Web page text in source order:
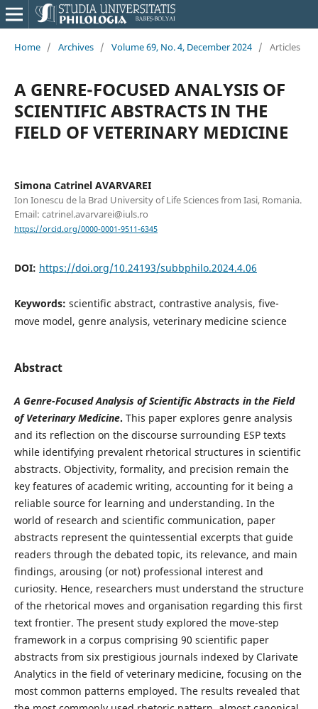
Home / Archives / Volume 69, No. 4, December 2024 / Articles
A GENRE-FOCUSED ANALYSIS OF
SCIENTIFIC ABSTRACTS IN THE
FIELD OF VETERINARY MEDICINE
Simona Catrinel AVARVAREI
Ion Ionescu de la Brad University of Life Sciences from Iasi, Romania.
Email: catrinel.avarvarei@iuls.ro
https://orcid.org/0000-0001-9511-6345
DOI: https://doi.org/10.24193/subbphilo.2024.4.06
Keywords: scientific abstract, contrastive analysis, five-
move model, genre analysis, veterinary medicine science
Abstract
A Genre-Focused Analysis of Scientific Abstracts in the Field
of Veterinary Medicine. This paper explores genre analysis
and its reflection on the discourse surrounding ESP texts
while identifying prevalent rhetorical structures in scientific
abstracts. Objectivity, formality, and precision remain the
key features of academic writing, accounting for it being a
reliable source for learning and understanding. In the
world of research and scientific communication, paper
abstracts represent the quintessential excerpts that guide
readers through the debated topic, its relevance, and main
findings, arousing (or not) professional interest and
curiosity. Hence, researchers must understand the structure
of the rhetorical moves and organisation regarding this first
text frontier. The present study explored the move-step
framework in a corpus comprising 90 scientific paper
abstracts from six prestigious journals indexed by Clarivate
Analytics in the field of veterinary medicine, focusing on the
most common patterns employed. The results revealed that